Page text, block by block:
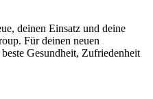
deinen Einsatz und deine
Für deinen neuen
Gesundheit, Zufriedenheit